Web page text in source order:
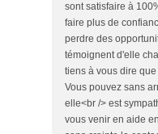
sont satisfaire à
faire plus de
perdre des
témoignent d'elle
tiens à vous dire
Vous pouvez sans
elle<br /> est
vous venir en aide